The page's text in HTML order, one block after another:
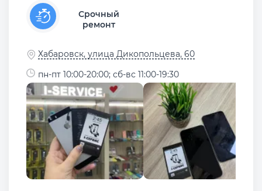
Срочный
ремонт
Хабаровск, улица Дикопольцева, 60
пн-пт 10:00-20:00; сб-вс 11:00-19:30